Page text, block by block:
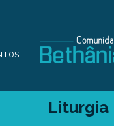
Liturgia